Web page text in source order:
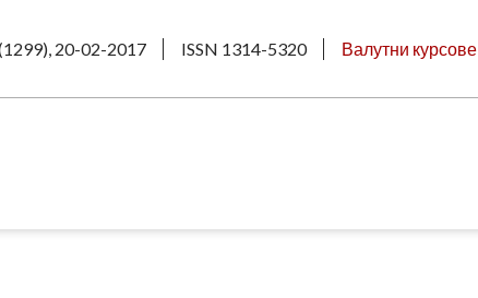
20-02-2017 ISSN 1314-5320 Валутни курсове